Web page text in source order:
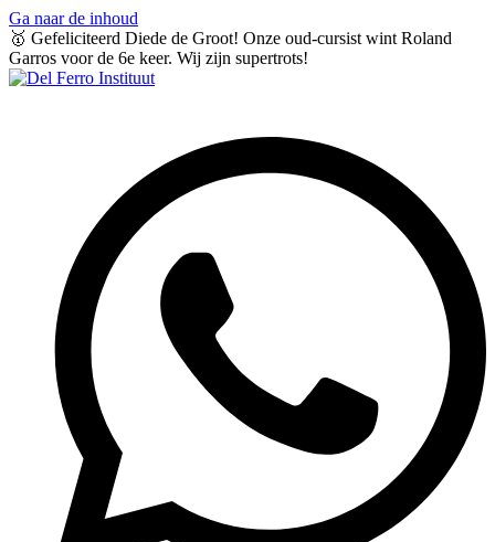
Ga naar de inhoud
🥇 Gefeliciteerd Diede de Groot! Onze oud-cursist wint Roland
Garros voor de 6e keer. Wij zijn supertrots!